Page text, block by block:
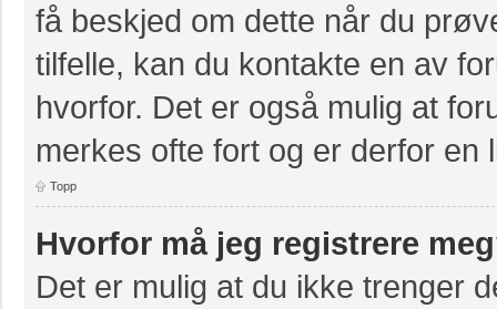
få beskjed om dette når du
tilfelle, kan du kontakte en av
hvorfor. Det er også mulig at
merkes ofte fort og er derfor en
Topp
Hvorfor må jeg registrere
Det er mulig at du ikke trenger